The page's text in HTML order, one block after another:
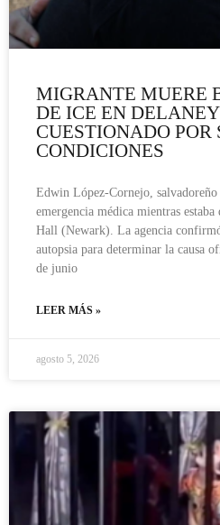
MIGRANTE MUERE
DE ICE EN
CUESTIONADO POR
CONDICIONES
Edwin López-Cornejo,
emergencia médica mientras
Hall (Newark). La agencia
autopsia para determinar la causa
de junio
LEER MÁS »
agosto 5, 2026